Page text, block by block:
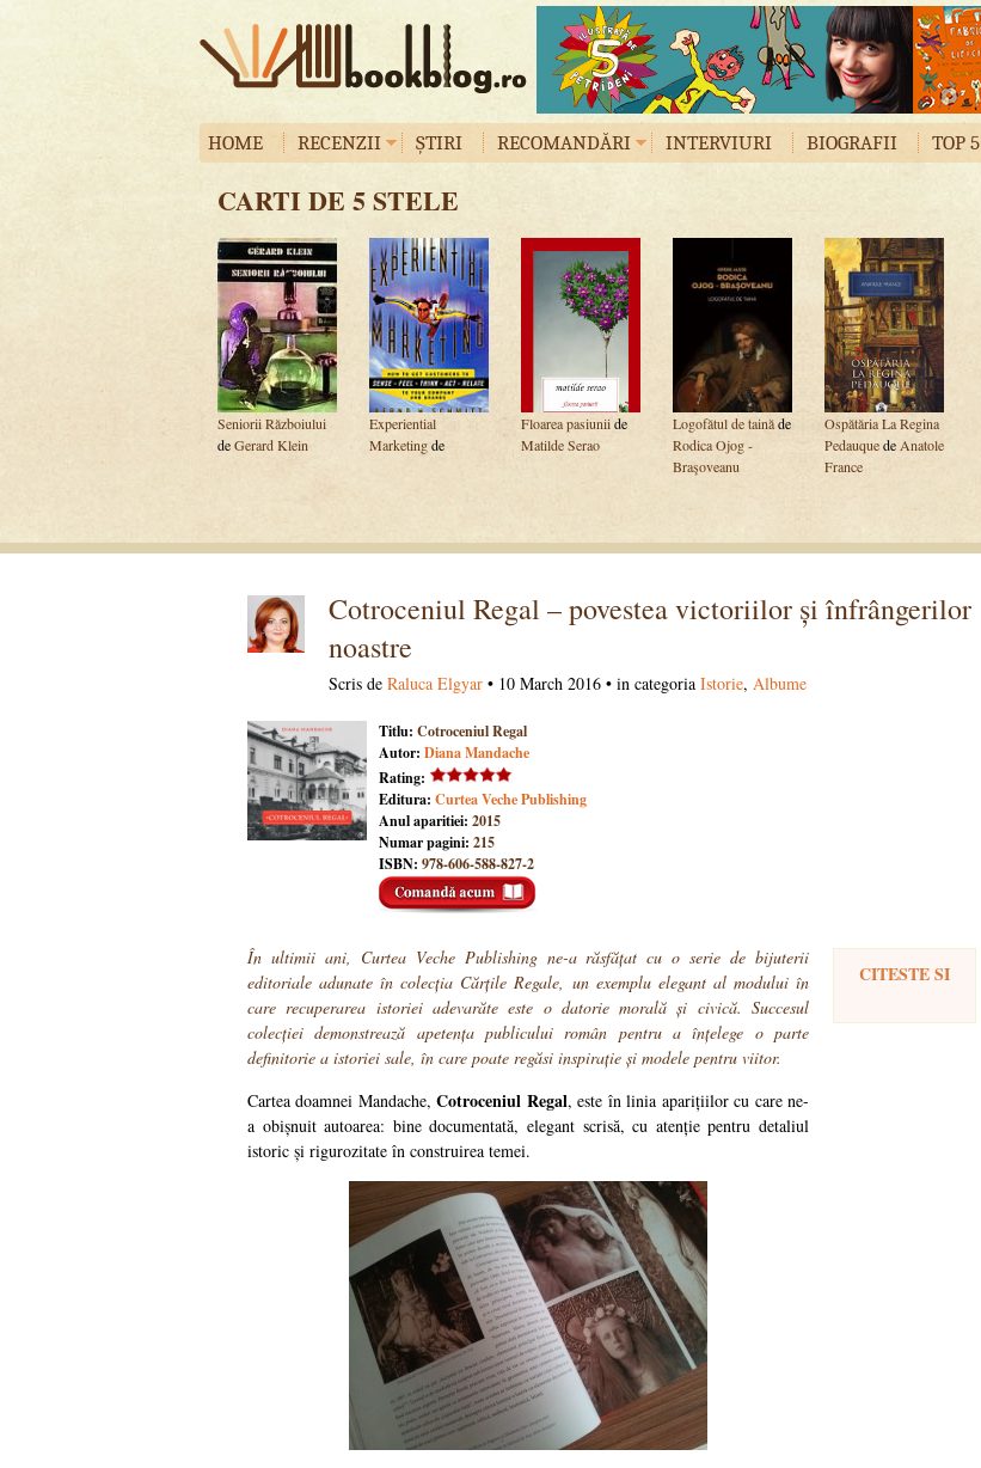
HOME RECENZII ȘTIRI RECOMANDĂRI INTERVIURI BIOGRAFII TOP 5
CARTI DE 5 STELE
Seniorii Războiului
deGerard Klein
Experiential
Marketingde
Floarea pasiuniide
Matilde Serao
Logofătul de tainăde
Rodica Ojog -
Braşoveanu
Ospătăria La Regina
Pedauquede Anatole
France
Cotroceniul Regal – povestea victoriilor și înfrângerilor
noastre
Scris de Raluca Elgyar • 10 March 2016 • in categoria Istorie, Albume
Titlu: Cotroceniul Regal
Autor: Diana Mandache
Rating:
Editura: Curtea Veche Publishing
Anul aparitiei: 2015
Numar pagini: 215
ISBN: 978-606-588-827-2
În ultimii ani, Curtea Veche Publishing ne-a răsfățat cu o serie de bijuterii
editoriale adunate în colecția Cărțile Regale, un exemplu elegant al modului în
care recuperarea istoriei adevarăte este o datorie morală și civică. Succesul
colecției demonstrează apetența publicului român pentru a înțelege o parte
definitorie a istoriei sale, în care poate regăsi inspirație și modele pentru viitor.
Cartea doamnei Mandache,Cotroceniul Regal, este în linia aparițiilor cu care ne-
a obișnuit autoarea: bine documentată, elegant scrisă, cu atenție pentru detaliul
istoric și rigurozitate în construirea temei.
CITESTE SI